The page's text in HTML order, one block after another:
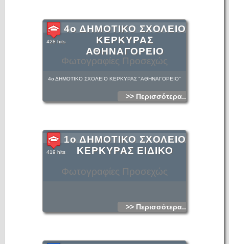
Φωτογραφίες Προσεχώς
4ο ΔΗΜΟΤΙΚΟ ΣΧΟΛΕΙΟ
ΚΕΡΚΥΡΑΣ
ΑΘΗΝΑΓΟΡΕΙΟ
428 hits
4ο ΔΗΜΟΤΙΚΟ ΣΧΟΛΕΙΟ ΚΕΡΚΥΡΑΣ "ΑΘΗΝΑΓΟΡΕΙΟ"
>> Περισσότερα...
Φωτογραφίες Προσεχώς
1ο ΔΗΜΟΤΙΚΟ ΣΧΟΛΕΙΟ
ΚΕΡΚΥΡΑΣ ΕΙΔΙΚΟ
419 hits
>> Περισσότερα...